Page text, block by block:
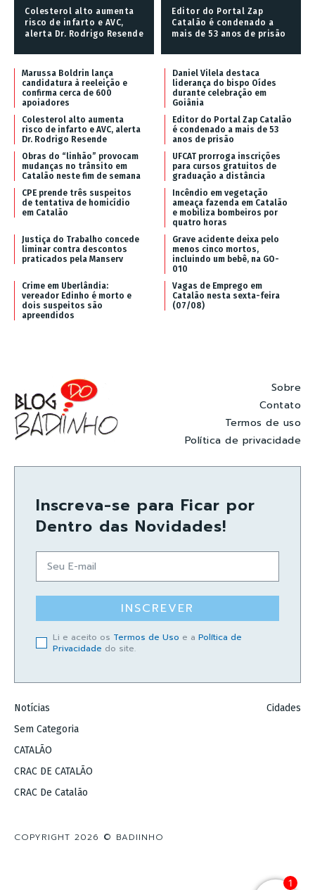
Colesterol alto aumenta
risco de infarto e AVC,
alerta Dr. Rodrigo Resende
Editor do Portal Zap
Catalão é condenado a
mais de 53 anos de prisão
Marussa Boldrin lança
candidatura à reeleição e
confirma cerca de 600
apoiadores
Daniel Vilela destaca
liderança do bispo Oídes
durante celebração em
Goiânia
Colesterol alto aumenta
risco de infarto e AVC, alerta
Dr. Rodrigo Resende
Editor do Portal Zap Catalão
é condenado a mais de 53
anos de prisão
Obras do “linhão” provocam
mudanças no trânsito em
Catalão neste fim de semana
UFCAT prorroga inscrições
para cursos gratuitos de
graduação a distância
CPE prende três suspeitos
de tentativa de homicídio
em Catalão
Incêndio em vegetação
ameaça fazenda em Catalão
e mobiliza bombeiros por
quatro horas
Justiça do Trabalho concede
liminar contra descontos
praticados pela Manserv
Grave acidente deixa pelo
menos cinco mortos,
incluindo um bebê, na GO-
010
Crime em Uberlândia:
vereador Edinho é morto e
dois suspeitos são
apreendidos
Vagas de Emprego em
Catalão nesta sexta-feira
(07/08)
Sobre
Contato
Termos de uso
Política de privacidade
Inscreva-se para Ficar por
Dentro das Novidades!
INSCREVER
Li e aceito os Termos de Uso e a Política de
Privacidade do site.
Notícias
Sem Categoria
CATALÃO
CRAC DE CATALÃO
CRAC De Catalão
Cidades
COPYRIGHT 2026 © BADIINHO
1